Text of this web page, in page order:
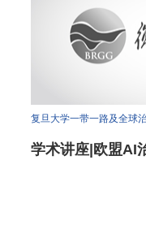
复旦大学一带一路及全球
学术讲座|欧盟AI